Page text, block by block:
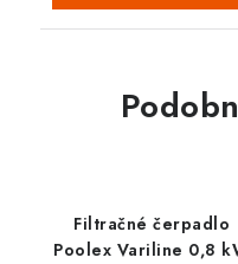
Filtračné čerpadlo
Poolex Variline 0,8